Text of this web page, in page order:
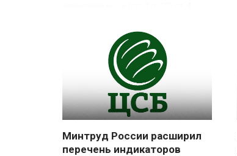
Минтруд России расширил
перечень индикаторов